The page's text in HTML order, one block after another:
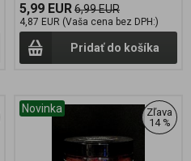
5,99 EUR6,99 EUR
4,87 EUR (Vaša cena bez DPH:)
Pridať do košíka
Novinka
Zľava
14 %